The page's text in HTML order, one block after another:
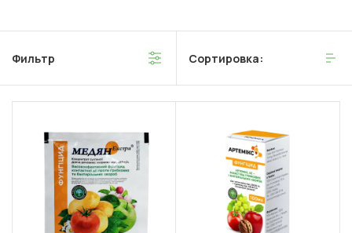
Фильтр Сортировка: